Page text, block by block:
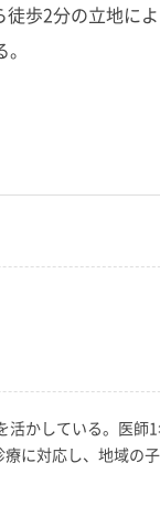
歩2分の立地に
活かしている。医師
に対応し、地域の